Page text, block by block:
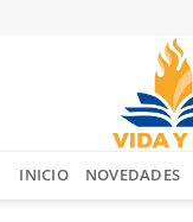
INICIO NOVEDADES